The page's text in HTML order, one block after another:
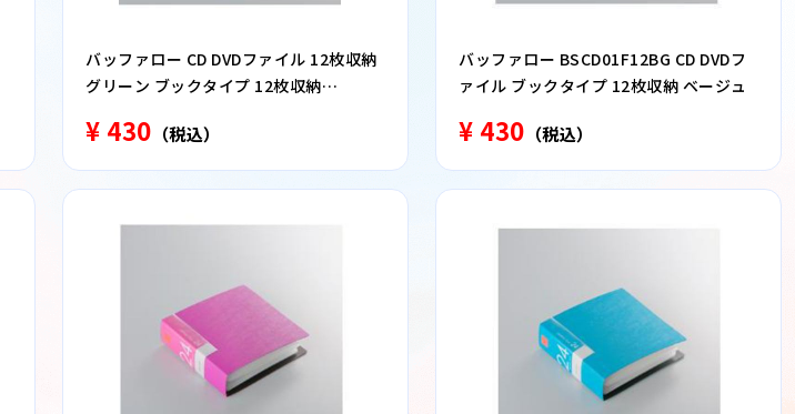
バッファロー CD DVDファイル 12枚収納
グリーン ブックタイプ 12枚収納
¥ 430 （税込）
バッファロー BSCD01F12BG CD DVDフ
ァイル ブックタイプ 12枚収納 ベージュ
¥ 430 （税込）